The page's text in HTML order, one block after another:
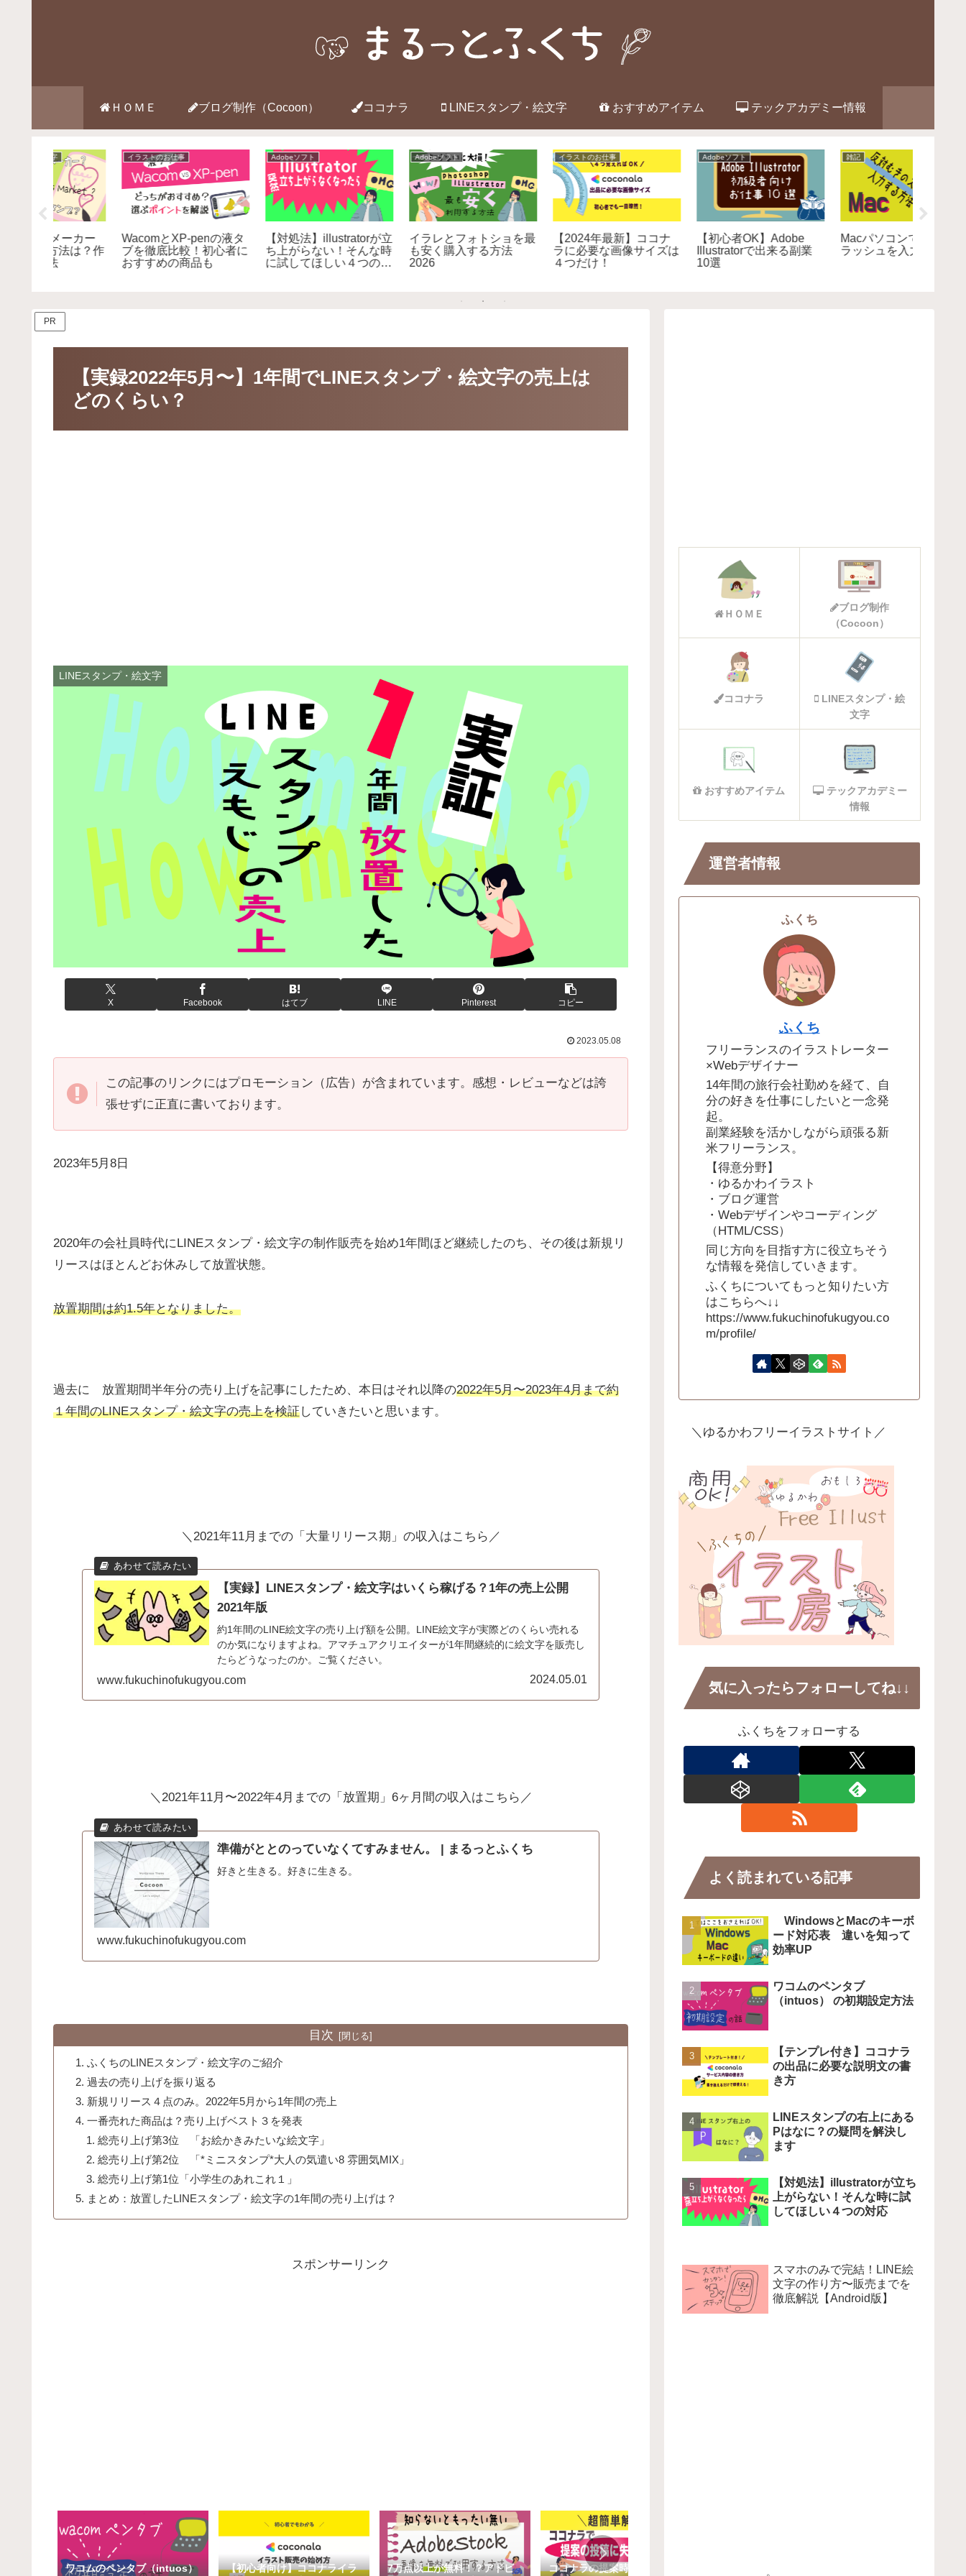
ＨＯＭＥ ブログ制作（Cocoon） ココナラ LINEスタンプ・絵文字 おすすめアイテム テックアカデミー情報
雑記
Macパソコンでバックス
ラッシュを入力する方法
Webデザインのお仕事
iPad Air 第４世代
appleapple認定整備済品
を購入して気づいたこ
Webデザインのお仕事
WindowsとMacのキー
ボード対応表 違いを知
って効率UP
LINEスタンプ・絵文字
LINE絵文字やアイコン
に！スマホで簡単イラス
トの描き方－ibis Paint X
2台目のPCで
Illustrator(イラレ）をイ
ンストールする方法
Webデザインのお仕事
【解決！】Macbookと
Wacomペンタブのケー
PR
【実録2022年5月〜】1年間でLINEスタンプ・絵文字の売上は
どのくらい？
LINEスタンプ・絵文字
X Facebook はてブ LINE Pinterest コピー
2023.05.08
この記事のリンクにはプロモーション（広告）が含まれています。感想・レビューなどは誇
張せずに正直に書いております。
2023年5月8日
2020年の会社員時代にLINEスタンプ・絵文字の制作販売を始め1年間ほど継続したのち、その後は新規リ
リースはほとんどお休みして放置状態。
放置期間は約1.5年となりました。
過去に 放置期間半年分の売り上げを記事にしたため、本日はそれ以降の2022年5月〜2023年4月まで約
１年間のLINEスタンプ・絵文字の売上を検証していきたいと思います。
＼2021年11月までの「大量リリース期」の収入はこちら／
【実録】LINEスタンプ・絵文字はいくら稼げる？1年の売上公開
2021年版
約1年間のLINE絵文字の売り上げ額を公開。LINE絵文字が実際どのくらい売れる
のか気になりますよね。アマチュアクリエイターが1年間継続的に絵文字を販売し
たらどうなったのか。ご覧ください。
www.fukuchinofukugyou.com 2024.05.01
＼2021年11月〜2022年4月までの「放置期」6ヶ月間の収入はこちら／
準備がととのっていなくてすみません。 | まるっとふくち
好きと生きる。好きに生きる。
www.fukuchinofukugyou.com
目次
ふくちのLINEスタンプ・絵文字のご紹介
過去の売り上げを振り返る
新規リリース４点のみ。2022年5月から1年間の売上
一番売れた商品は？売り上げベスト３を発表
総売り上げ第3位 「お絵かきみたいな絵文字」
総売り上げ第2位 「*ミニスタンプ*大人の気遣い8 雰囲気MIX」
総売り上げ第1位「小学生のあれこれ１」
まとめ：放置したLINEスタンプ・絵文字の1年間の売り上げは？
スポンサーリンク
ワコムのペンタブ（intuos）
【初心者向け】ココナライラ
7万点以上が無料！？アドビ
ココナラの提案時「提案投稿
ＨＯＭＥ
ブログ制作
（Cocoon）
ココナラ
LINEスタンプ・絵
文字
おすすめアイテム
テックアカデミー
情報
運営者情報
ふくち
ふくち
フリーランスのイラストレーター
×Webデザイナー
14年間の旅行会社勤めを経て、自
分の好きを仕事にしたいと一念発
起。
副業経験を活かしながら頑張る新
米フリーランス。
【得意分野】
・ゆるかわイラスト
・ブログ運営
・Webデザインやコーディング
（HTML/CSS）
同じ方向を目指す方に役立ちそう
な情報を発信していきます。
ふくちについてもっと知りたい方
はこちらへ↓↓
https://www.fukuchinofukugyou.co
m/profile/
＼ゆるかわフリーイラストサイト／
気に入ったらフォローしてね↓↓
ふくちをフォローする
よく読まれている記事
WindowsとMacのキーボ
ード対応表 違いを知って
効率UP
ワコムのペンタブ
（intuos） の初期設定方法
【テンプレ付き】ココナラ
の出品に必要な説明文の書
き方
LINEスタンプの右上にある
Pはなに？の疑問を解決し
ます
【対処法】illustratorが立ち
上がらない！そんな時に試
してほしい４つの対応
スマホのみで完結！LINE絵
文字の作り方〜販売までを
徹底解説【Android版】